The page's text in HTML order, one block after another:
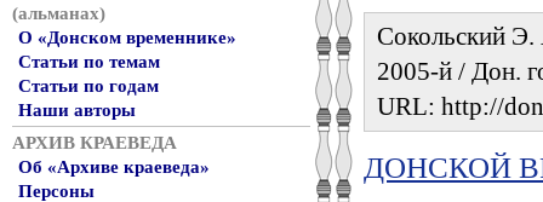
(альманах)
О «Донском временнике»
Статьи по темам
Статьи по годам
Наши авторы
АРХИВ КРАЕВЕДА
Об «Архиве краеведа»
Персоны
Сокольский Э.
2005-й / Дон.
URL: http://
ДОНСКОЙ